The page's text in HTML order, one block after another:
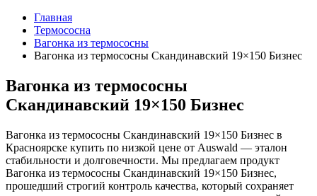
Главная
Термососна
Вагонка из термососны
Вагонка из термососны Скандинавский 19×150 Бизнес
Вагонка из термососны
Скандинавский 19×150 Бизнес
Вагонка из термососны Скандинавский 19×150 Бизнес в
Красноярске купить по низкой цене от Auswald — эталон
стабильности и долговечности. Мы предлагаем продукт
Вагонка из термососны Скандинавский 19×150 Бизнес,
прошедший строгий контроль качества, который сохраняет